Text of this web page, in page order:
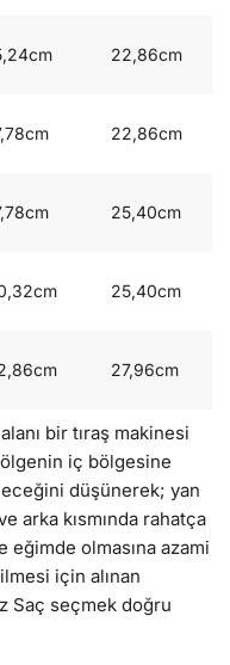
22,86cm
22,86cm
25,40cm
25,40cm
27,96cm
bir tıraş makinesi
iç bölgesine
düşünerek; yan
arka kısmında rahatça
eğimde olmasına azami
için alınan
Saç seçmek doğru